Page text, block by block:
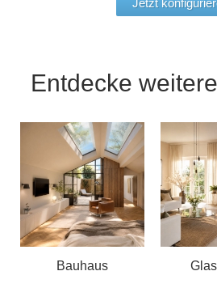
Jetzt
Entdecke
Bauhaus